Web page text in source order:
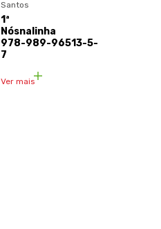
Santos
1ª
Nósnalinha
978-989-96513-5-
7
Ver mais